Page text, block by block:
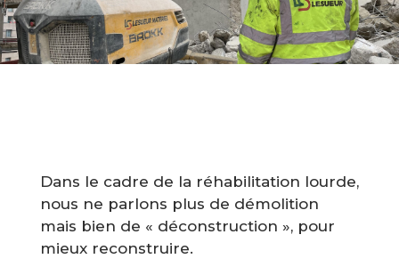
Dans le cadre de la réhabilitation lourde,
nous ne parlons plus de démolition
mais bien de « déconstruction », pour
mieux reconstruire.